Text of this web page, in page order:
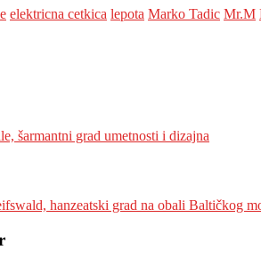
elektricna cetkica lepota Marko Tadic Mr.M
šarmantni grad umetnosti i dizajna
hanzeatski grad na obali Baltičkog